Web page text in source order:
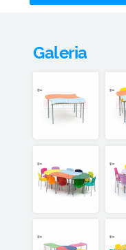
Galeria